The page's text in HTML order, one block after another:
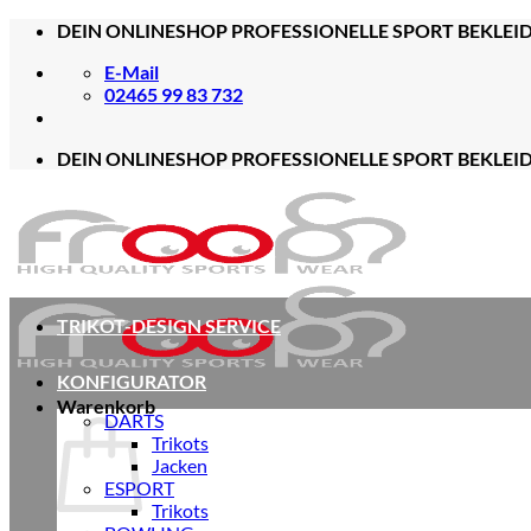
Zum
springen
DEIN ONLINESHOP PROFESSIONELLE SPORT
E-Mail
02465 99 83 732
DEIN ONLINESHOP PROFESSIONELLE SPORT
Warenkorb
TRIKOT-DESIGN SERVICE
KONFIGURATOR
DARTS
Trikots
Jacken
ESPORT
Trikots